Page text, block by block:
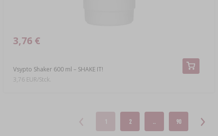
Vsypto Shaker 600 ml – SHAKE IT!
3,76 €
3,76 EUR/Stck.
1 2 .. 90